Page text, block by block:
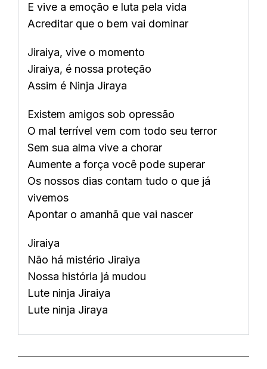
E vive a emoção e luta pela vida
Acreditar que o bem vai dominar
Jiraiya, vive o momento
Jiraiya, é nossa proteção
Assim é Ninja Jiraya
Existem amigos sob opressão
O mal terrível vem com todo seu terror
Sem sua alma vive a chorar
Aumente a força você pode superar
Os nossos dias contam tudo o que já
vivemos
Apontar o amanhã que vai nascer
Jiraiya
Não há mistério Jiraiya
Nossa história já mudou
Lute ninja Jiraiya
Lute ninja Jiraya